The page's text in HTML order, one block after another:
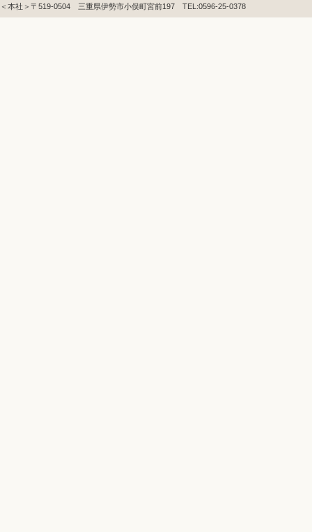
＜本社＞〒519-0504 三重県伊勢市小俣町宮前197 TEL:0596-25-0378